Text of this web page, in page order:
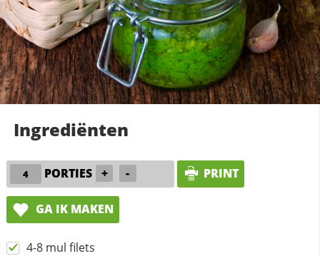
Ingrediënten
PORTIES + - PRINT
GA IK MAKEN
4-8 mul filets